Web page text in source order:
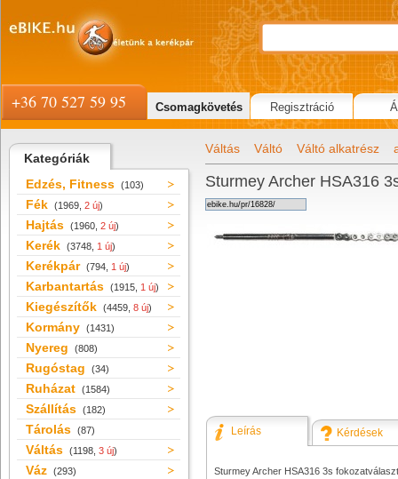
Kategóriák
Edzés, Fitness (103)
Fék (1969, 2 új)
Hajtás (1960, 2 új)
Kerék (3748, 1 új)
Kerékpár (794, 1 új)
Karbantartás (1915, 1 új)
Kiegészítők (4459, 8 új)
Kormány (1431)
Nyereg (808)
Rugóstag (34)
Ruházat (1584)
Szállítás (182)
Tárolás (87)
Váltás (1198, 3 új)
Váz (293)
Váltás Váltó Váltó alkatrész
Sturmey Archer HSA316
Leírás Kérdések
Sturmey Archer HSA316 3s
+36 70 527 59 95 Csomagkövetés Regisztráció